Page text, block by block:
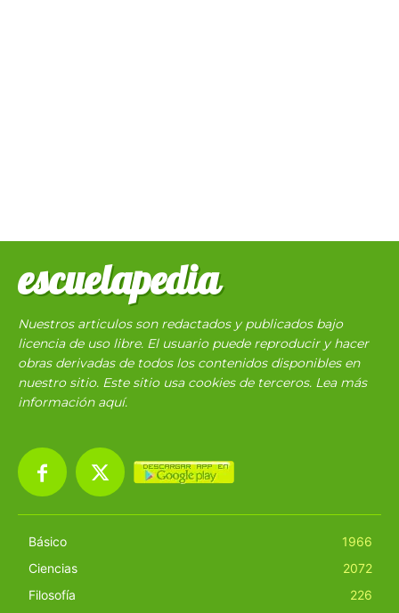
escuelapedia
Nuestros articulos son redactados y publicados bajo
licencia de uso libre. El usuario puede reproducir y hacer
obras derivadas de todos los contenidos disponibles en
nuestro sitio. Este sitio usa cookies de terceros. Lea más
información aquí.
Básico
1966
Ciencias
2072
Filosofía
226